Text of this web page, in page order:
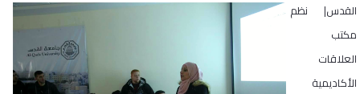
القدس| نظم
مكتب
العلاقات
الأكاديمية